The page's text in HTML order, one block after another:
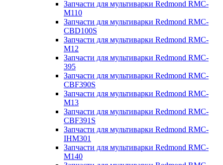
Запчасти для мультиварки Redmond RMC-
M110
Запчасти для мультиварки Redmond RMC-
CBD100S
Запчасти для мультиварки Redmond RMC-
M12
Запчасти для мультиварки Redmond RMC-
395
Запчасти для мультиварки Redmond RMC-
CBF390S
Запчасти для мультиварки Redmond RMC-
M13
Запчасти для мультиварки Redmond RMC-
CBF391S
Запчасти для мультиварки Redmond RMC-
IHM301
Запчасти для мультиварки Redmond RMC-
M140